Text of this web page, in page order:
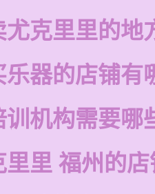
尤克里里的地
乐器的店铺有
训机构需要哪
里里 福州的